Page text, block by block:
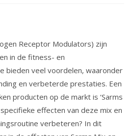
Receptor Modulators) zijn
in de fitness- en
bieden veel voordelen, waaronder
en verbeterde prestaties. Een
producten op de markt is ‘Sarms
effecten van deze mix en
verbeteren? In dit